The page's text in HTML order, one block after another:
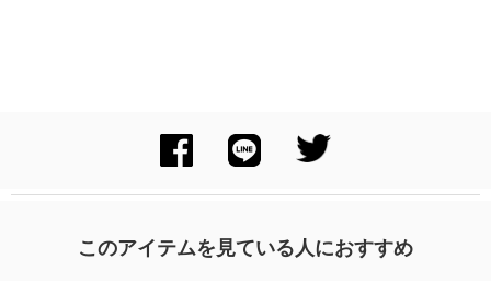
このアイテムを見ている人におすすめ